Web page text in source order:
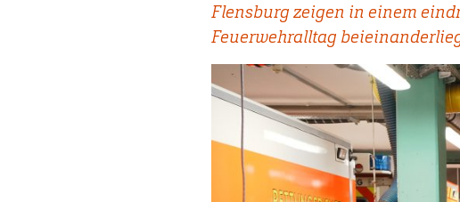
Flensburg zeigen in einem
Feuerwehralltag